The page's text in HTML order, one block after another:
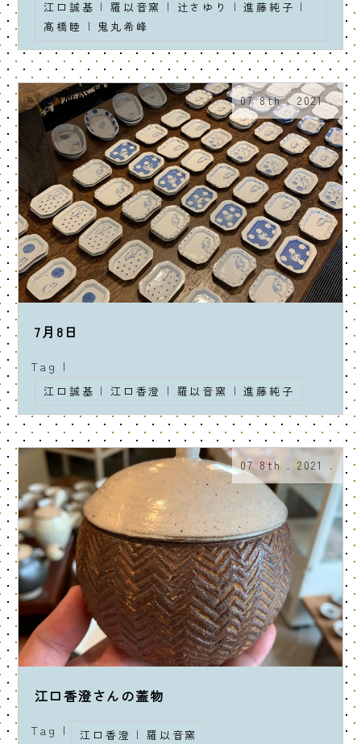
江口誠基 |羅以音窯 | 辻さゆり |進藤純子 |
髙橋睦
| 鬼丸希峰
07 8th . 2021 .
7月8日
Tag |
江口誠基 |江口香澄 | 羅以音窯 |進藤純子
07 8th . 2021 .
江口香澄さんの蓋物
Tag | 江口香澄 |羅以音窯